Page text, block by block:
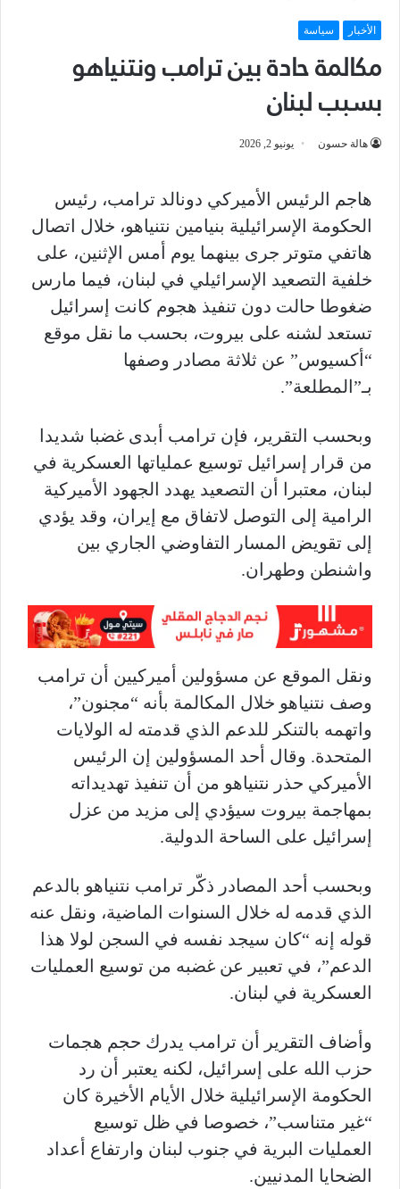
الأخبار سياسة
مكالمة حادة بين ترامب ونتنياهو
بسبب لبنان
هالة حسون يونيو 2, 2026
هاجم الرئيس الأميركي دونالد ترامب، رئيس
الحكومة الإسرائيلية بنيامين نتنياهو، خلال اتصال
هاتفي متوتر جرى بينهما يوم أمس الإثنين، على
خلفية التصعيد الإسرائيلي في لبنان، فيما مارس
ضغوطا حالت دون تنفيذ هجوم كانت إسرائيل
تستعد لشنه على بيروت، بحسب ما نقل موقع
“أكسيوس” عن ثلاثة مصادر وصفها
بـ”المطلعة”.
وبحسب التقرير، فإن ترامب أبدى غضبا شديدا
من قرار إسرائيل توسيع عملياتها العسكرية في
لبنان، معتبرا أن التصعيد يهدد الجهود الأميركية
الرامية إلى التوصل لاتفاق مع إيران، وقد يؤدي
إلى تقويض المسار التفاوضي الجاري بين
واشنطن وطهران.
ونقل الموقع عن مسؤولين أميركيين أن ترامب
وصف نتنياهو خلال المكالمة بأنه “مجنون”،
واتهمه بالتنكر للدعم الذي قدمته له الولايات
المتحدة. وقال أحد المسؤولين إن الرئيس
الأميركي حذر نتنياهو من أن تنفيذ تهديداته
بمهاجمة بيروت سيؤدي إلى مزيد من عزل
إسرائيل على الساحة الدولية.
وبحسب أحد المصادر ذكّر ترامب نتنياهو بالدعم
الذي قدمه له خلال السنوات الماضية، ونقل عنه
قوله إنه “كان سيجد نفسه في السجن لولا هذا
الدعم”، في تعبير عن غضبه من توسيع العمليات
العسكرية في لبنان.
وأضاف التقرير أن ترامب يدرك حجم هجمات
حزب الله على إسرائيل، لكنه يعتبر أن رد
الحكومة الإسرائيلية خلال الأيام الأخيرة كان
“غير متناسب”، خصوصا في ظل توسيع
العمليات البرية في جنوب لبنان وارتفاع أعداد
الضحايا المدنيين.